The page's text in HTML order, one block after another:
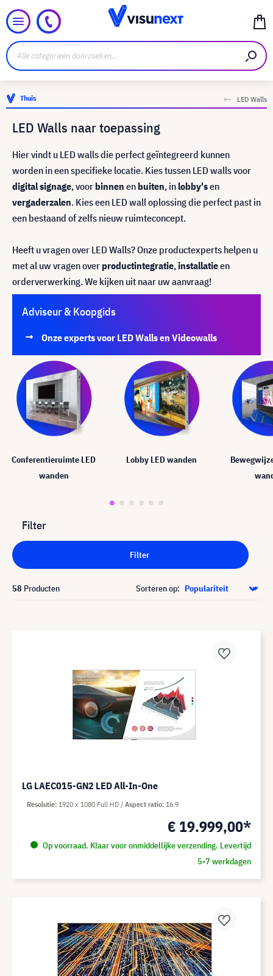
Thuis LED Walls
LED Walls naar toepassing
Hier vindt u LED walls die perfect geïntegreerd kunnen
worden in een specifieke locatie. Kies tussen LED walls voor
digital signage, voor binnen en buiten, in lobby'sen
vergaderzalen. Kies een LED wall oplossing die perfect past in
een bestaand of zelfs nieuw ruimteconcept.
Heeft u vragen over LED Walls? Onze productexperts helpen u
met al uw vragen over productintegratie,installatieen
orderverwerking. We kijken uit naar uw aanvraag!
Adviseur & Koopgids
Onze experts voor LED Walls en Videowalls
Conferentieruimte LED
wanden
Lobby LED wanden
Filter
Filter
58 Producten Sorteren op:
LG LAEC015-GN2 LED All-In-One
€ 19.999,00*
Op voorraad. Klaar voor onmiddellijke verzending. Levertijd
5-7 werkdagen
Resolutie 1920 x 1080 Full HD Aspect ratio 16:9